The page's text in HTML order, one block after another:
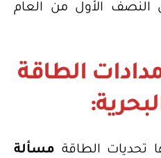
النصف الأول من العام
الطاقة
تحديات الطاقة مسألة